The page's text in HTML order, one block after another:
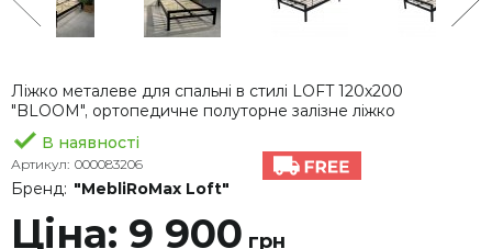
Ліжко металеве для спальні в стилі LOFT 120х200
"BLOOM", ортопедичне полуторне залізне ліжко
В наявності
Артикул: 000083206
Бренд: "MebliRoMax Loft"
Ціна: 9 900 грн